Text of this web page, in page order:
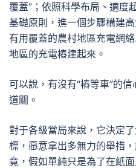
覆蓋”；依照科學布局、適度
基礎原則，進一個步驟構建
有用覆蓋的農村地區充電網
地區的充電樁建起來。
可以說，有沒有“樁等車”的
道關。
對于各級當局來說，它決定
標，愿意拿出多無力的舉措
竟，假如單純只是為了在紙面